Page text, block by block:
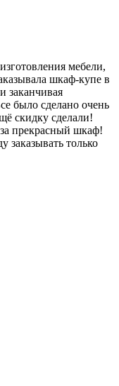
мебели,
шкаф-купе в
заканчивая
было сделано очень
скидку сделали!
за прекрасный шкаф!
заказывать только